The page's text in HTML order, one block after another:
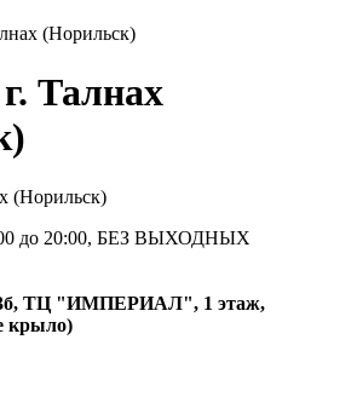
(Норильск)
Талнах
до 20:00, БЕЗ ВЫХОДНЫХ
3б, ТЦ "ИМПЕРИАЛ", 1 этаж,
крыло)